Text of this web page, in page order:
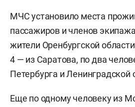
МЧС установило места
пассажиров и членов
жители Оренбургской
4 — из Саратова, по два
Петербурга и Ленинградской
Еще по одному человеку из